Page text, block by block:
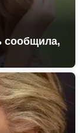
сообщила,